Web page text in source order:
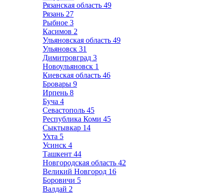
Рязанская область 49
Рязань 27
Рыбное 3
Касимов 2
Ульяновская область 49
Ульяновск 31
Димитровград 3
Новоульяновск 1
Киевская область 46
Бровары 9
Ирпень 8
Буча 4
Севастополь 45
Республика Коми 45
Сыктывкар 14
Ухта 5
Усинск 4
Ташкент 44
Новгородская область 42
Великий Новгород 16
Боровичи 5
Валдай 2